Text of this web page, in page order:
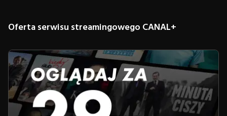
Oferta serwisu streamingowego CANAL+